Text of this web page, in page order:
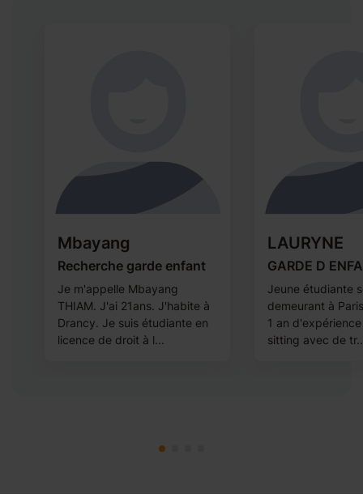
Mbayang
Recherche garde enfant
Je m'appelle Mbayang
THIAM. J'ai 21ans. J'habite à
Drancy. Je suis étudiante en
licence de droit à l...
LAURYNE
GARDE D
Jeune étudiante
demeurant à
1 an
sitting avec de